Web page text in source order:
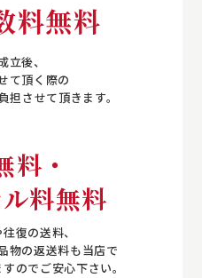
料無料
立後、
て頂く際の
担させて頂きます。
料・
料無料
復の送料、
物の返送料も当店で
のでご安心下さい。